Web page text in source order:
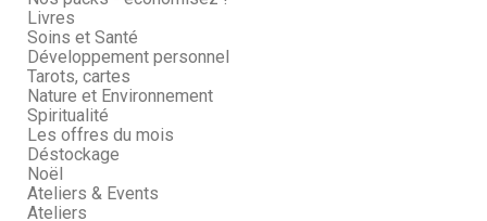
Livres
Soins et Santé
Développement personnel
Tarots, cartes
Nature et Environnement
Spiritualité
Les offres du mois
Déstockage
Noël
Ateliers & Events
Ateliers